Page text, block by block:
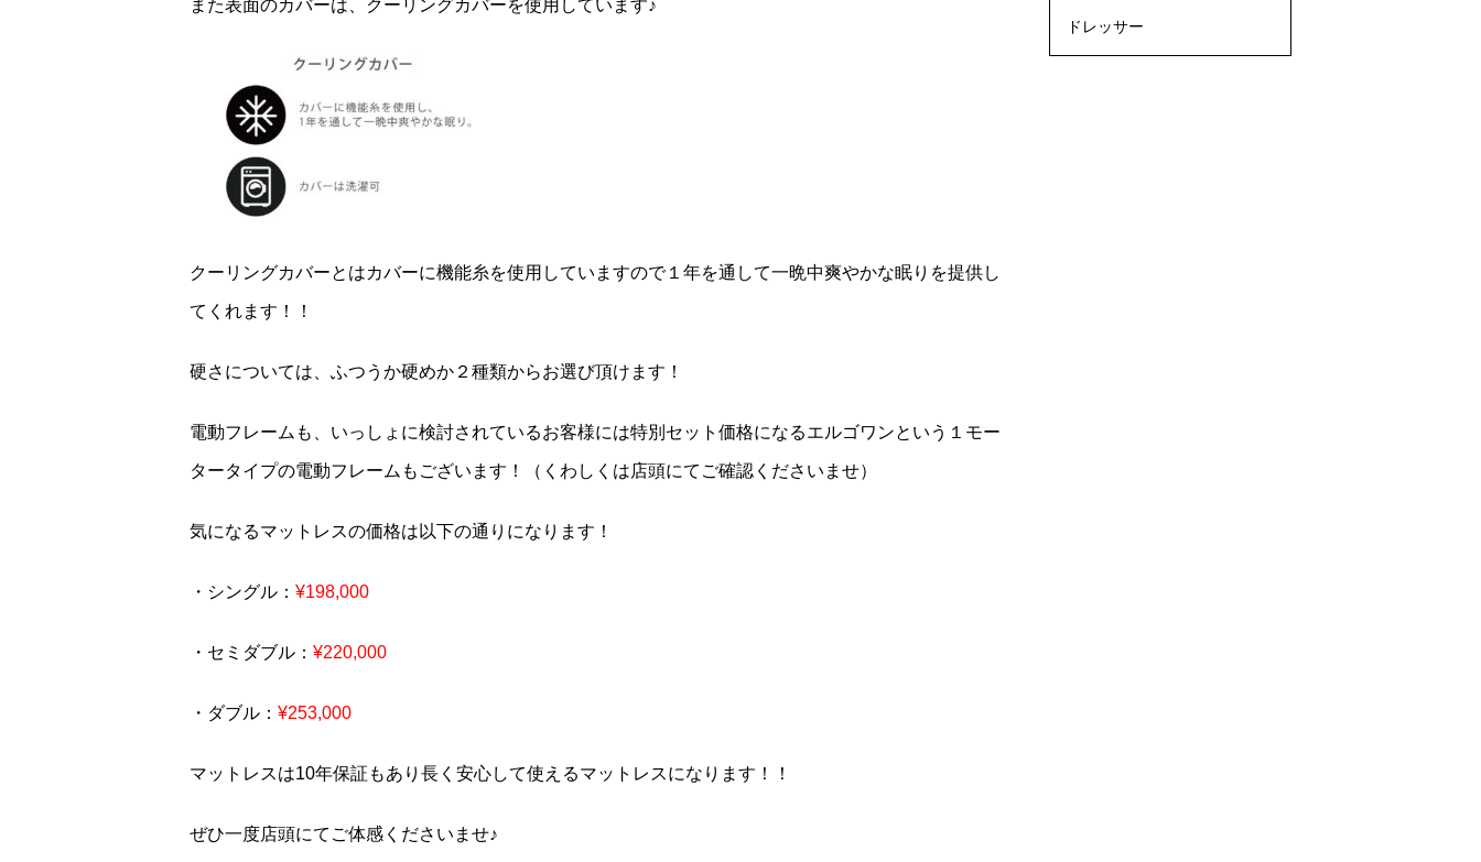
また表面のカバーは、クーリングカバーを使用しています♪
クーリングカバーとはカバーに機能糸を使用していますので１年を通して一晩中爽やかな眠りを提供し
てくれます！！
硬さについては、ふつうか硬めか２種類からお選び頂けます！
電動フレームも、いっしょに検討されているお客様には特別セット価格になるエルゴワンという１モー
タータイプの電動フレームもございます！（くわしくは店頭にてご確認くださいませ）
気になるマットレスの価格は以下の通りになります！
・シングル： ¥198,000
・セミダブル： ¥220,000
・ダブル： ¥253,000
マットレスは10年保証もあり長く安心して使えるマットレスになります！！
ぜひ一度店頭にてご体感くださいませ♪
ドレッサー